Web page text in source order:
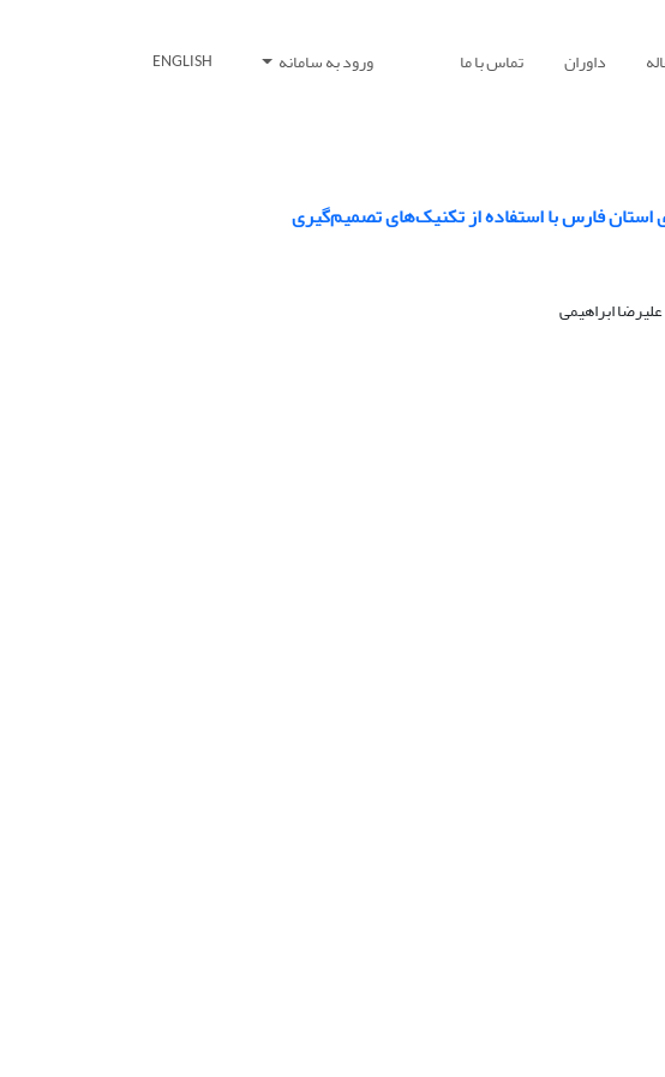
داوران تماس با ما ورود به سامانه ENGLISH
فارس با استفاده از تکنیک‌های تصمیم‌گیری
ابراهیمی